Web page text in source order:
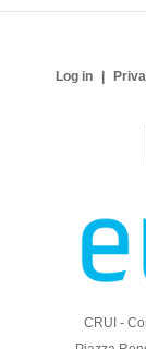
Log in
CRUI -